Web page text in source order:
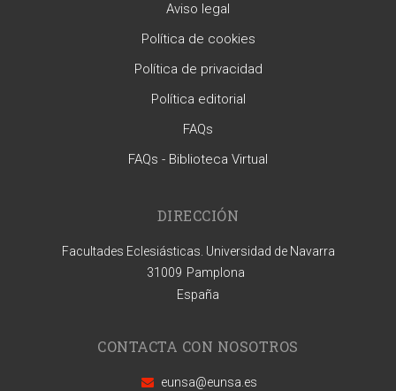
Aviso legal
Política de cookies
Política de privacidad
Política editorial
FAQs
FAQs - Biblioteca Virtual
DIRECCIÓN
Facultades Eclesiásticas. Universidad de Navarra
31009 Pamplona
España
CONTACTA CON NOSOTROS
eunsa@eunsa.es